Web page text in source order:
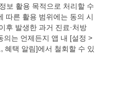
보 활용 목적으로 처리할 수
따른 활용 범위에는 동의 시
후 발생한 과거 진료·처방
의는 언제든지 앱 내 [설정 >
,혜택 알림]에서 철회할 수 있